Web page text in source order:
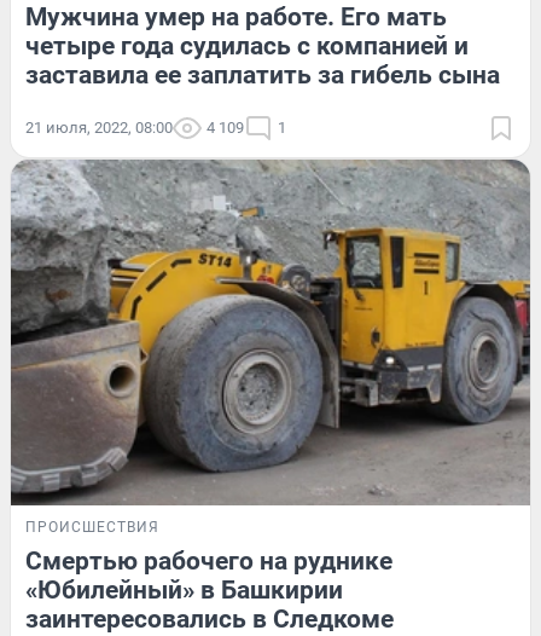
Мужчина умер на работе. Его мать
четыре года судилась с компанией и
заставила ее заплатить за гибель сына
21 июля, 2022, 08:00 4 109 1
ПРОИСШЕСТВИЯ
Смертью рабочего на руднике
«Юбилейный» в Башкирии
заинтересовались в Следкоме